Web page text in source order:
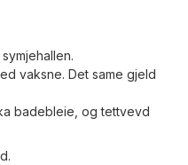
vaksne. Det same gjeld
badebleie, og tettvevd